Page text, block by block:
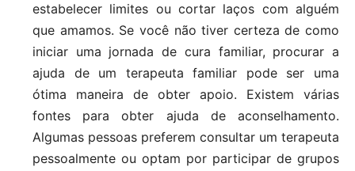
estabelecer limites ou cortar laços com alguém
que amamos. Se você não tiver certeza de como
iniciar uma jornada de cura familiar, procurar a
ajuda de um terapeuta familiar pode ser uma
ótima maneira de obter apoio. Existem várias
fontes para obter ajuda de aconselhamento.
Algumas pessoas preferem consultar um terapeuta
pessoalmente ou optam por participar de grupos